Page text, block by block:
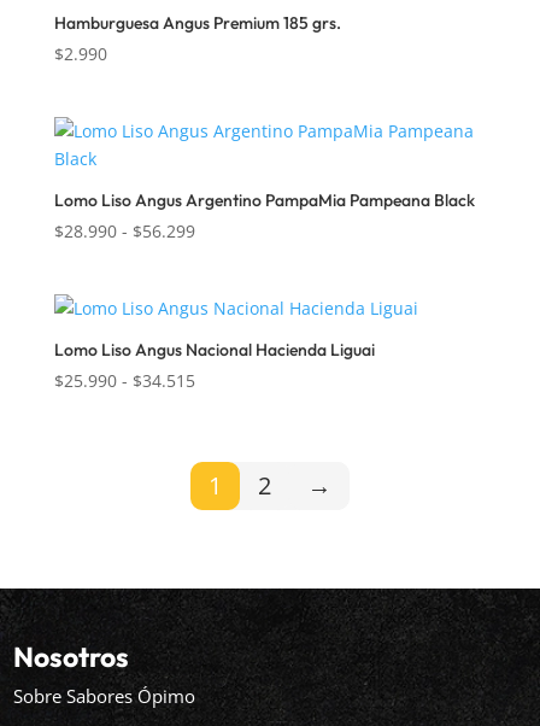
$24.183
Hamburguesa Angus Premium 185 grs.
$2.990
Lomo Liso Angus Argentino PampaMia Pampeana Black
$28.990 - $56.299Rango
desde
$28.990
Lomo Liso Angus Nacional Hacienda Liguai
$25.990 - $34.515Rango
desde
$25.990
hasta
1 2 →
Nosotros
Sobre Sabores Ópimo